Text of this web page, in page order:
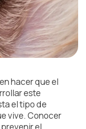
hacer que el
este
el tipo de
vive. Conocer
el